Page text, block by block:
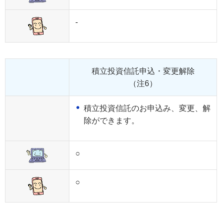
-
積立投資信託申込・変更解除
（注6）
積立投資信託のお申込み、変更、解
除ができます。
○
○